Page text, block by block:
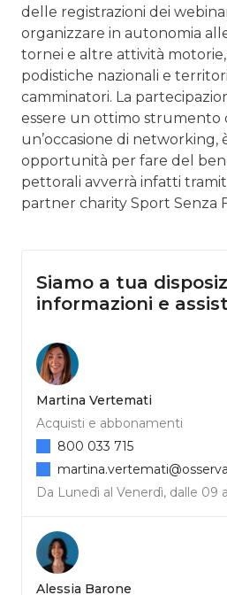
delle registrazioni dei
organizzare in autonomia
tornei e altre attività motorie,
podistiche nazionali e
camminatori. La
essere un ottimo strumento
un’occasione di networking,
opportunità per fare del
pettorali avverrà infatti
partner charity Sport Senza
Siamo a tua
informazioni e
Martina Vertemati
Acquisti e abbonamenti
Da Lunedì al Venerdì, dalle 09
800 033 715
Alessia Barone